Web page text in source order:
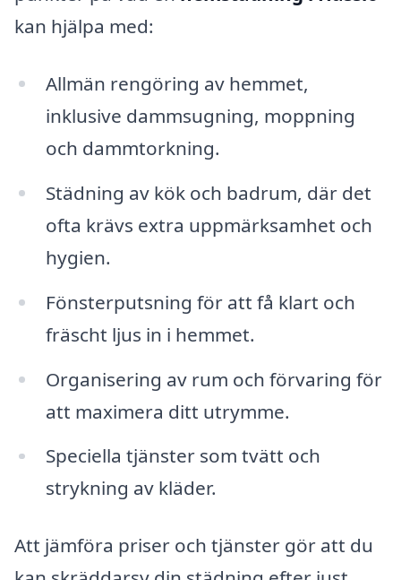
kan hjälpa med:
Allmän rengöring av hemmet,
inklusive dammsugning, moppning
och dammtorkning.
Städning av kök och badrum, där det
ofta krävs extra uppmärksamhet och
hygien.
Fönsterputsning för att få klart och
fräscht ljus in i hemmet.
Organisering av rum och förvaring för
att maximera ditt utrymme.
Speciella tjänster som tvätt och
strykning av kläder.
Att jämföra priser och tjänster gör att du